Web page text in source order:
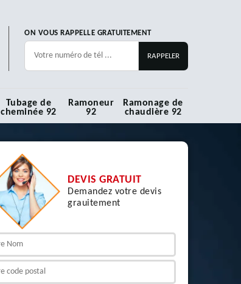
ON VOUS RAPPELLE GRATUITEMENT
Tubage de
cheminée 92
Ramoneur
92
Ramonage de
chaudière 92
DEVIS GRATUIT
Demandez votre devis
grauitement